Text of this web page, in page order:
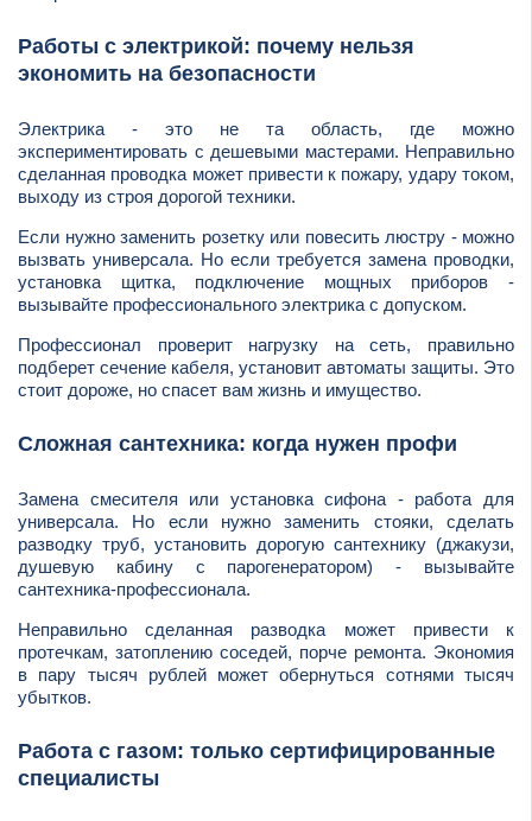
Работы с электрикой: почему нельзя
экономить на безопасности
Электрика - это не та область, где можно
экспериментировать с дешевыми мастерами. Неправильно
сделанная проводка может привести к пожару, удару током,
выходу из строя дорогой техники.
Если нужно заменить розетку или повесить люстру - можно
вызвать универсала. Но если требуется замена проводки,
установка щитка, подключение мощных приборов -
вызывайте профессионального электрика с допуском.
Профессионал проверит нагрузку на сеть, правильно
подберет сечение кабеля, установит автоматы защиты. Это
стоит дороже, но спасет вам жизнь и имущество.
Сложная сантехника: когда нужен профи
Замена смесителя или установка сифона - работа для
универсала. Но если нужно заменить стояки, сделать
разводку труб, установить дорогую сантехнику (джакузи,
душевую кабину с парогенератором) - вызывайте
сантехника-профессионала.
Неправильно сделанная разводка может привести к
протечкам, затоплению соседей, порче ремонта. Экономия
в пару тысяч рублей может обернуться сотнями тысяч
убытков.
Работа с газом: только сертифицированные
специалисты